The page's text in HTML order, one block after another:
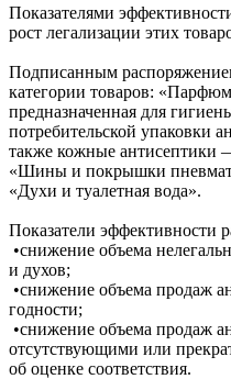
Показателями
рост легализации этих
Подписанным
категории товаров:
предназначенная для
потребительской упаковки
также кожные антисептики
«Шины и покрышки
«Духи и туалетная вода».
Показатели
•снижение объема
и духов;
•снижение объема продаж
годности;
•снижение объема продаж
отсутствующими или
об оценке соответствия.